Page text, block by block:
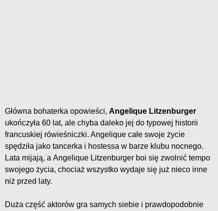
Główna bohaterka opowieści, Angelique Litzenburger
ukończyła 60 lat, ale chyba daleko jej do typowej historii
francuskiej rówieśniczki. Angelique całe swoje życie
spędziła jako tancerka i hostessa w barze klubu nocnego.
Lata mijają, a Angelique Litzenburger boi się zwolnić tempo
swojego życia, chociaż wszystko wydaje się już nieco inne
niż przed laty.
Duża część aktorów gra samych siebie i prawdopodobnie